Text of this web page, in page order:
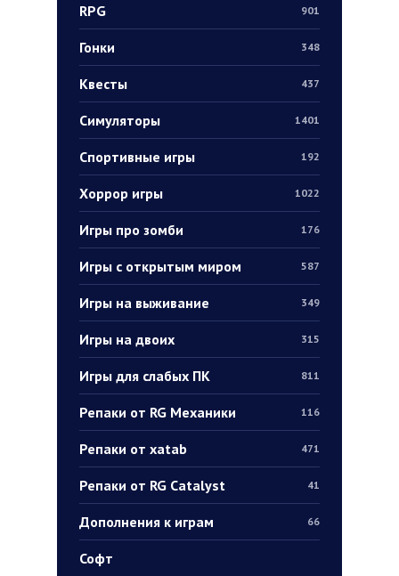
RPG 901
Гонки 348
Квесты 437
Симуляторы 1401
Спортивные игры 192
Хоррор игры 1022
Игры про зомби 176
Игры с открытым миром 587
Игры на выживание 349
Игры на двоих 315
Игры для слабых ПК 811
Репаки от RG Механики 116
Репаки от xatab 471
Репаки от RG Catalyst 41
Дополнения к играм 66
Софт